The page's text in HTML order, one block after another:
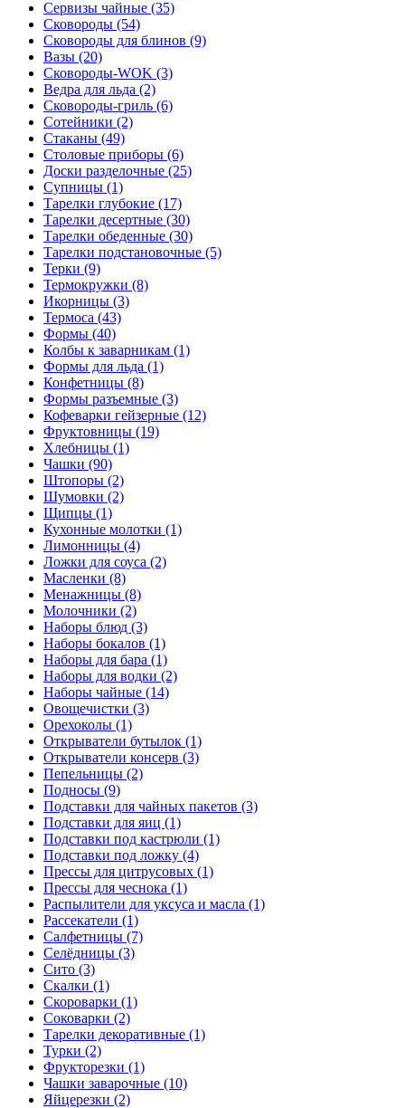
Сервизы чайные (35)
Сковороды (54)
Сковороды для блинов (9)
Вазы (20)
Сковороды-WOK (3)
Ведра для льда (2)
Сковороды-гриль (6)
Сотейники (2)
Стаканы (49)
Столовые приборы (6)
Доски разделочные (25)
Супницы (1)
Тарелки глубокие (17)
Тарелки десертные (30)
Тарелки обеденные (30)
Тарелки подстановочные (5)
Терки (9)
Термокружки (8)
Икорницы (3)
Термоса (43)
Формы (40)
Колбы к заварникам (1)
Формы для льда (1)
Конфетницы (8)
Формы разъемные (3)
Кофеварки гейзерные (12)
Фруктовницы (19)
Хлебницы (1)
Чашки (90)
Штопоры (2)
Шумовки (2)
Щипцы (1)
Кухонные молотки (1)
Лимонницы (4)
Ложки для соуса (2)
Масленки (8)
Менажницы (8)
Молочники (2)
Наборы блюд (3)
Наборы бокалов (1)
Наборы для бара (1)
Наборы для водки (2)
Наборы чайные (14)
Овощечистки (3)
Орехоколы (1)
Открыватели бутылок (1)
Открыватели консерв (3)
Пепельницы (2)
Подносы (9)
Подставки для чайных пакетов (3)
Подставки для яиц (1)
Подставки под кастрюли (1)
Подставки под ложку (4)
Прессы для цитрусовых (1)
Прессы для чеснока (1)
Распылители для уксуса и масла (1)
Рассекатели (1)
Салфетницы (7)
Селёдницы (3)
Сито (3)
Скалки (1)
Скороварки (1)
Соковарки (2)
Тарелки декоративные (1)
Турки (2)
Фрукторезки (1)
Чашки заварочные (10)
Яйцерезки (2)